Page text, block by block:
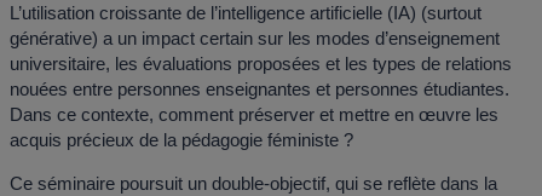
L’utilisation croissante de l’intelligence artificielle (IA) (surtout
générative) a un impact certain sur les modes d’enseignement
universitaire, les évaluations proposées et les types de relations
nouées entre personnes enseignantes et personnes étudiantes.
Dans ce contexte, comment préserver et mettre en œuvre les
acquis précieux de la pédagogie féministe ?
Ce séminaire poursuit un double-objectif, qui se reflète dans la